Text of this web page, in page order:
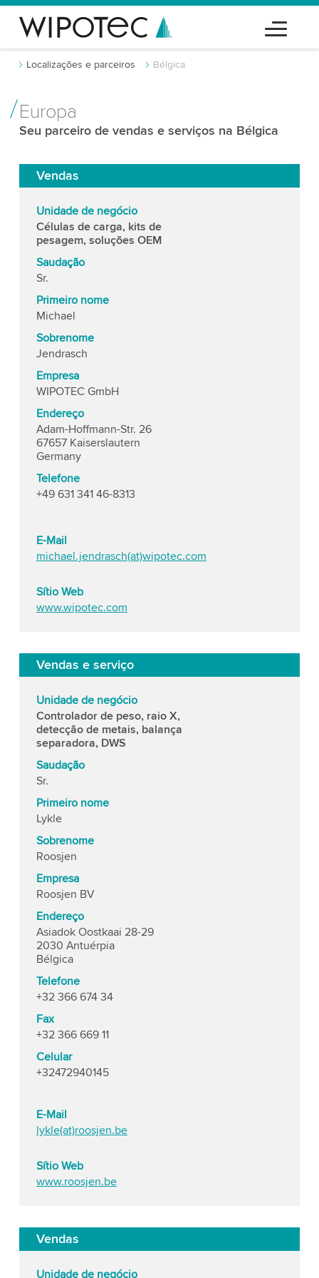
Localizações e parceiros Bélgica
Europa
Seu parceiro de vendas e serviços na Bélgica
Vendas
Unidade de negócio
Células de carga, kits de
pesagem, soluções OEM
Saudação
Sr.
Primeiro nome
Michael
Sobrenome
Jendrasch
Empresa
WIPOTEC GmbH
Endereço
Adam-Hoffmann-Str. 26
67657 Kaiserslautern
Germany
Telefone
+49 631 341 46-8313
E-Mail
michael.jendrasch(at)wipotec.com
Sítio Web
www.wipotec.com
Vendas e serviço
Unidade de negócio
Controlador de peso, raio X,
detecção de metais, balança
separadora, DWS
Saudação
Sr.
Primeiro nome
Lykle
Sobrenome
Roosjen
Empresa
Roosjen BV
Endereço
Asiadok Oostkaai 28-29
2030 Antuérpia
Bélgica
Telefone
+32 366 674 34
Fax
+32 366 669 11
Celular
+32472940145
E-Mail
lykle(at)roosjen.be
Sítio Web
www.roosjen.be
Vendas
Unidade de negócio